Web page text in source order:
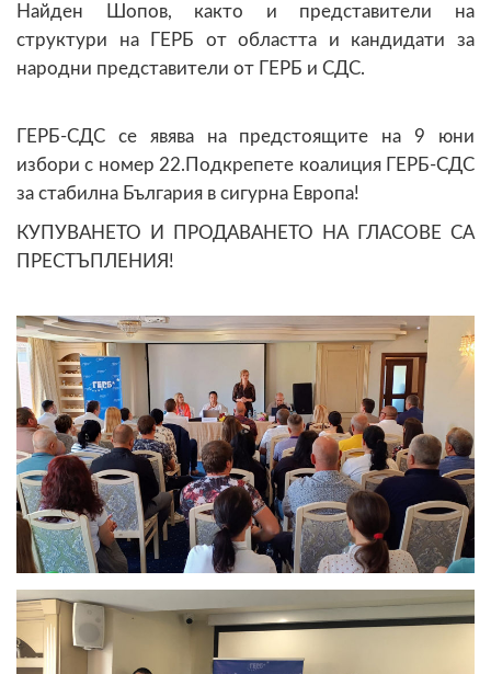
Найден Шопов, както и представители на
структури на ГЕРБ от областта и кандидати за
народни представители от ГЕРБ и СДС.
ГЕРБ-СДС се явява на предстоящите на 9 юни
избори с номер 22.Подкрепете коалиция ГЕРБ-СДС
за стабилна България в сигурна Европа!
КУПУВАНЕТО И ПРОДАВАНЕТО НА ГЛАСОВЕ СА
ПРЕСТЪПЛЕНИЯ!